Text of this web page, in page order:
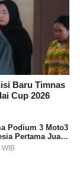
Baru Timnas
Cup 2026
Podium 3 Moto3
Pertama Juara